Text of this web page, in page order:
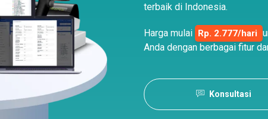
terbaik di Indonesia.
Harga mulai Rp. 2.777/hari
Anda dengan berbagai fitur
Konsultasi